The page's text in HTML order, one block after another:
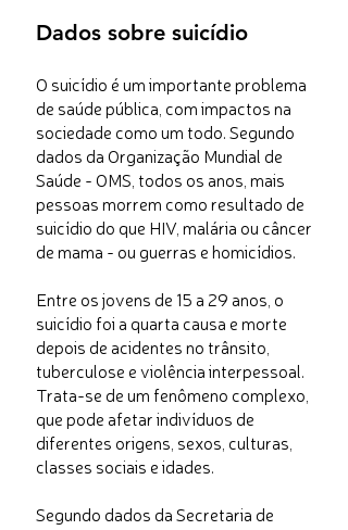
Dados sobre suicídio
O suicídio é um importante problema
de saúde pública, com impactos na
sociedade como um todo. Segundo
dados da Organização Mundial de
Saúde - OMS, todos os anos, mais
pessoas morrem como resultado de
suicídio do que HIV, malária ou câncer
de mama - ou guerras e homicídios.
Entre os jovens de 15 a 29 anos, o
suicídio foi a quarta causa e morte
depois de acidentes no trânsito,
tuberculose e violência interpessoal.
Trata-se de um fenômeno complexo,
que pode afetar indivíduos de
diferentes origens, sexos, culturas,
classes sociais e idades.
Segundo dados da Secretaria de